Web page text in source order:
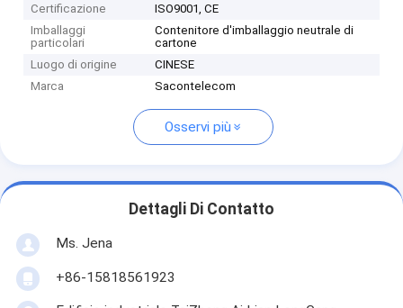
Certificazione
ISO9001, CE
Imballaggi
particolari
Contenitore d'imballaggio neutrale di
cartone
Luogo di origine
CINESE
Marca
Sacontelecom
Osservi più
Dettagli Di Contatto
Ms. Jena
+86-15818561923